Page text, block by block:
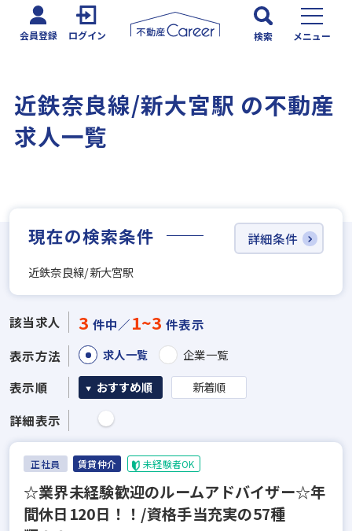
会員登録 ログイン 検索 メニュー
近鉄奈良線/新大宮駅 の不動産
求人一覧
現在の検索条件
近鉄奈良線/新大宮駅
詳細条件
該当求人 3 件中／1~3 件表示
表示方法
求人一覧 企業一覧
表示順 おすすめ順 新着順
詳細表示
正社員 賃貸仲介 未経験者OK
☆業界未経験歓迎のルームアドバイザー☆年
間休日120日！！/資格手当充実の57種